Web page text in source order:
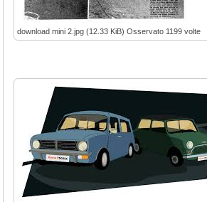
download mini 2.jpg (12.33 KiB) Osservato 1199 volte